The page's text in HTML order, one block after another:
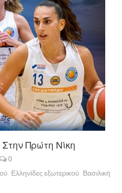
Πρώτη Νίκη
0
Ελληνίδες εξωτερικού Βασιλική